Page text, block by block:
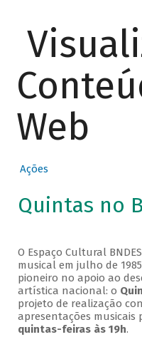
Web
Ações
Quintas no
O Espaço Cultural
musical em julho de
pioneiro no apoio ao
artística nacional: o
projeto de realização
apresentações musicais
quintas-feiras às 19h.